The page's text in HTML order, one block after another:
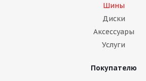
Шины
Диски
Аксессуары
Услуги
Покупателю